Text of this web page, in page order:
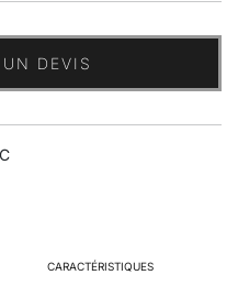
DEVIS
CARACTÉRISTIQUES